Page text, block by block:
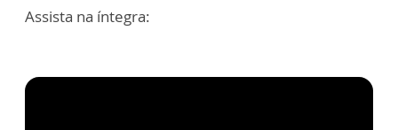
Assista na íntegra: